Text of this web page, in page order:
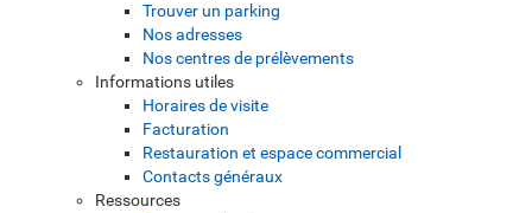
Trouver un parking
Nos adresses
Nos centres de prélèvements
Informations utiles
Horaires de visite
Facturation
Restauration et espace commercial
Contacts généraux
Ressources